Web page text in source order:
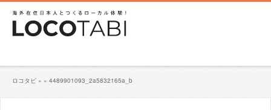
ロコタビ » » 4489901093_2a5832165a_b